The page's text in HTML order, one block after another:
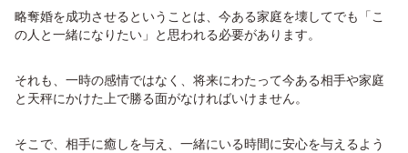
略奪婚を成功させるということは、今ある家庭を壊してでも「こ
の人と一緒になりたい」と思われる必要があります。
それも、一時の感情ではなく、将来にわたって今ある相手や家庭
と天秤にかけた上で勝る面がなければいけません。
そこで、相手に癒しを与え、一緒にいる時間に安心を与えるよう